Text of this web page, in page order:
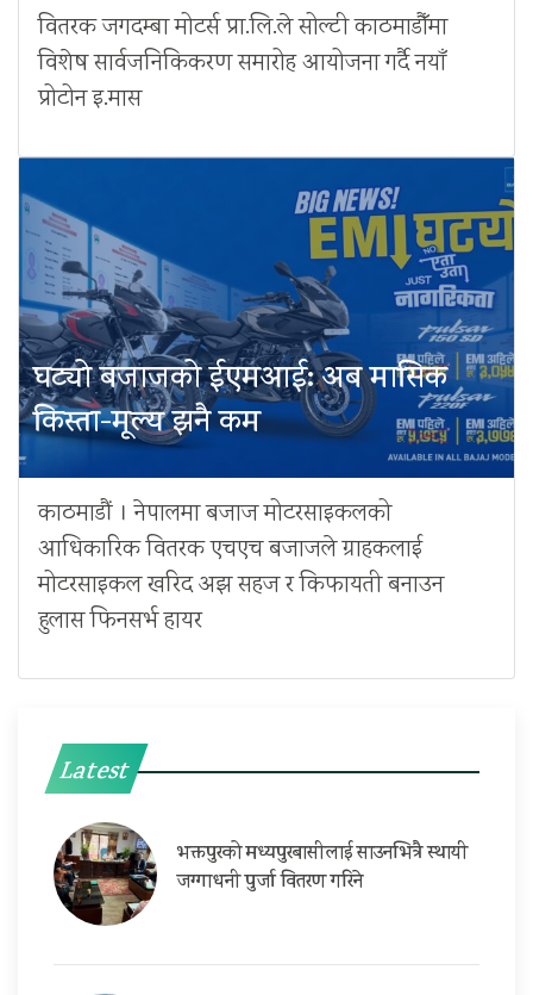
वितरक जगदम्बा मोटर्स प्रा.लि.ले सोल्टी काठमाडौँमा
विशेष सार्वजनिकिकरण समारोह आयोजना गर्दै नयाँ
प्रोटोन इ.मास
घट्यो बजाजको ईएमआई: अब मासिक
किस्ता-मूल्य झनै कम
काठमाडौं । नेपालमा बजाज मोटरसाइकलको
आधिकारिक वितरक एचएच बजाजले ग्राहकलाई
मोटरसाइकल खरिद अझ सहज र किफायती बनाउन
हुलास फिनसर्भ हायर
Latest
भक्तपुरको मध्यपुरबासीलाई साउनभित्रै स्थायी
जग्गाधनी पुर्जा वितरण गरिने